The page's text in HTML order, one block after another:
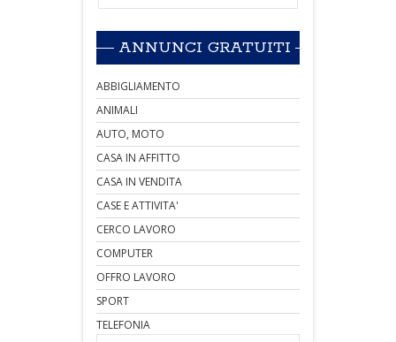
ANNUNCI GRATUITI
ABBIGLIAMENTO
ANIMALI
AUTO, MOTO
CASA IN AFFITTO
CASA IN VENDITA
CASE E ATTIVITA'
CERCO LAVORO
COMPUTER
OFFRO LAVORO
SPORT
TELEFONIA